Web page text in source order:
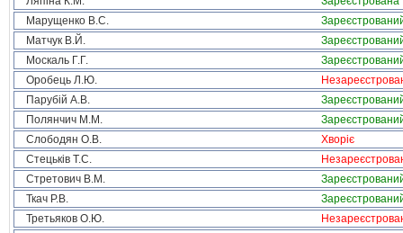
Марущенко В.С.
Матчук В.Й.
Москаль Г.Г.
Оробець Л.Ю.
Парубій А.В.
Полянчич М.М.
Слободян О.В.
Хворіє
Стецьків Т.С.
Стретович В.М.
Ткач Р.В.
Третьяков О.Ю.